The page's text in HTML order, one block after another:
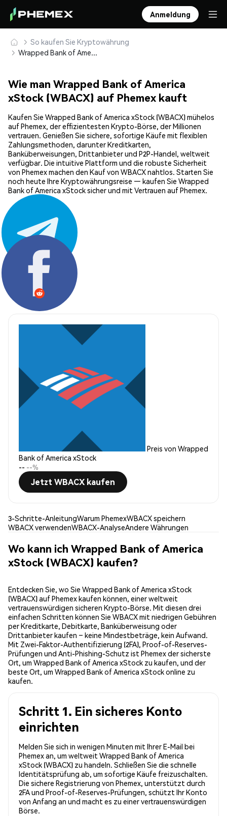
Anmeldung
So kaufen Sie Kryptowährung
Wrapped Bank of America xStock (WBACX) sicher kaufen und speichern
Wie man Wrapped Bank of America
xStock (WBACX) auf Phemex kauft
Kaufen Sie Wrapped Bank of America xStock (WBACX) mühelos
auf Phemex, der effizientesten Krypto-Börse, der Millionen
vertrauen. Genießen Sie sichere, sofortige Käufe mit flexiblen
Zahlungsmethoden, darunter Kreditkarten,
Banküberweisungen, Drittanbieter und P2P-Handel, weltweit
verfügbar. Die intuitive Plattform und die robuste Sicherheit
von Phemex machen den Kauf von WBACX nahtlos. Starten Sie
noch heute Ihre Kryptowährungsreise — kaufen Sie Wrapped
Bank of America xStock sicher und mit Vertrauen auf Phemex.
Teilen:
Preis von Wrapped
Bank of America xStock
-- --%
Jetzt WBACX kaufen
3-Schritte-AnleitungWarum PhemexWBACX speichern
WBACX verwendenWBACX-AnalyseAndere Währungen
Wo kann ich Wrapped Bank of America
xStock (WBACX) kaufen?
Entdecken Sie, wo Sie Wrapped Bank of America xStock
(WBACX) auf Phemex kaufen können, einer weltweit
vertrauenswürdigen sicheren Krypto-Börse. Mit diesen drei
einfachen Schritten können Sie WBACX mit niedrigen Gebühren
per Kreditkarte, Debitkarte, Banküberweisung oder
Drittanbieter kaufen – keine Mindestbeträge, kein Aufwand.
Mit Zwei-Faktor-Authentifizierung (2FA), Proof-of-Reserves-
Prüfungen und Anti-Phishing-Schutz ist Phemex der sicherste
Ort, um Wrapped Bank of America xStock zu kaufen, und der
beste Ort, um Wrapped Bank of America xStock online zu
kaufen.
Schritt 1. Ein sicheres Konto
einrichten
Melden Sie sich in wenigen Minuten mit Ihrer E-Mail bei
Phemex an, um weltweit Wrapped Bank of America
xStock (WBACX) zu handeln. Schließen Sie die schnelle
Identitätsprüfung ab, um sofortige Käufe freizuschalten.
Die sichere Registrierung von Phemex, unterstützt durch
2FA und Proof-of-Reserves-Prüfungen, schützt Ihr Konto
von Anfang an und macht es zu einer vertrauenswürdigen
Börse.